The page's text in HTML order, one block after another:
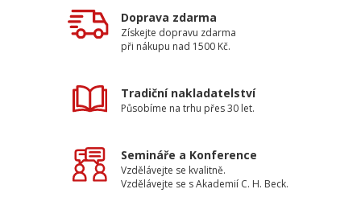
Doprava zdarma
Získejte dopravu zdarma
při nákupu nad 1500 Kč.
Tradiční nakladatelství
Působíme na trhu přes 30 let.
Semináře a Konference
Vzdělávejte se kvalitně.
Vzdělávejte se s Akademií C. H. Beck.